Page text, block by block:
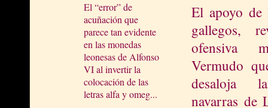
El “error” de
acuñación que
parece tan evidente
en las monedas
leonesas de Alfonso
VI al invertir la
colocación de las
letras alfa y omeg...
El apoyo de
gallegos,
ofensiva
Vermudo
desaloja
navarras de